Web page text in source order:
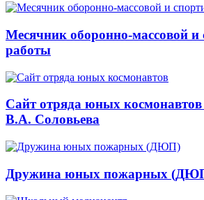
Месячник оборонно-массовой и
работы
Сайт отряда юных
В.А. Соловьева
Дружина юных пожарных